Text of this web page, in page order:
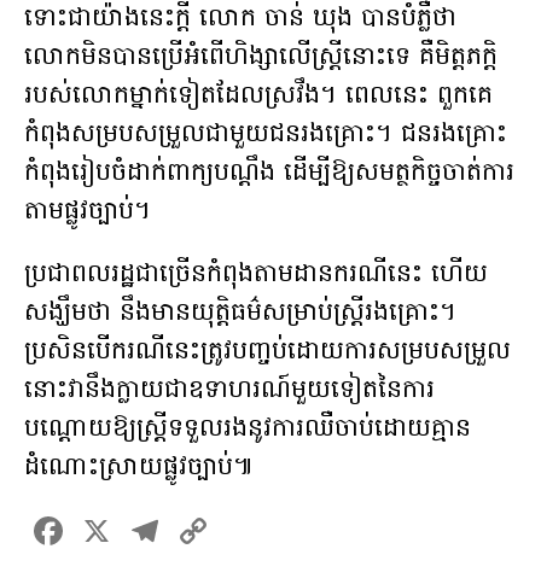
ទោះជាយ៉ាងនេះក្តី លោក ចាន់ ឃុង បានបំភ្លឺថា
លោកមិនបានប្រើអំពើហិង្សាលើស្ត្រីនោះទេ គឺមិត្តភក្តិ
របស់លោកម្នាក់ទៀតដែលស្រវឹង។ ពេលនេះ ពួកគេ
កំពុងសម្របសម្រួលជាមួយជនរងគ្រោះ។ ជនរងគ្រោះ
កំពុងរៀបចំដាក់ពាក្យបណ្តឹង ដើម្បីឱ្យសមត្ថកិច្ចចាត់ការ
តាមផ្លូវច្បាប់។
ប្រជាពលរដ្ឋជាច្រើនកំពុងតាមដានករណីនេះ ហើយ
សង្ឃឹមថា នឹងមានយុត្តិធម៌សម្រាប់ស្ត្រីរងគ្រោះ។
ប្រសិនបើករណីនេះត្រូវបញ្ចប់ដោយការសម្របសម្រួល
នោះវានឹងក្លាយជាឧទាហរណ៍មួយទៀតនៃការ
បណ្តោយឱ្យស្ត្រីទទួលរងនូវការឈឺចាប់ដោយគ្មាន
ដំណោះស្រាយផ្លូវច្បាប់៕
F X T